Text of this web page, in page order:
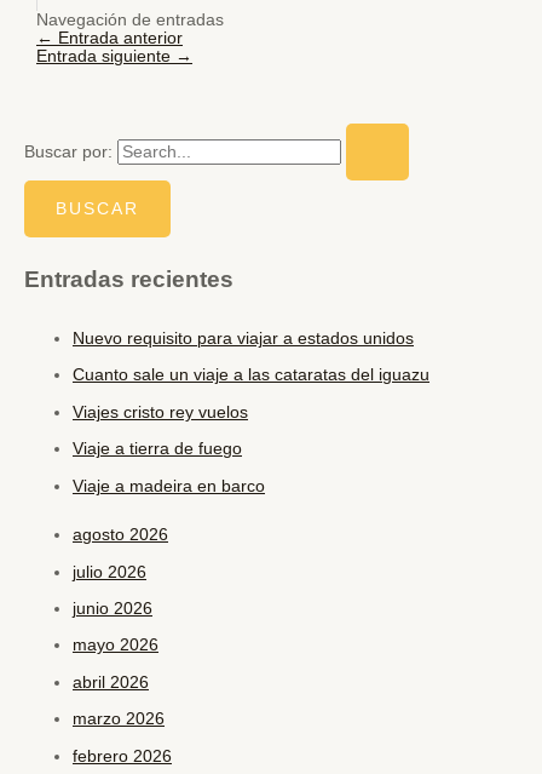
Navegación de entradas
← Entrada anterior
Entrada siguiente →
Buscar por:
Entradas recientes
Nuevo requisito para viajar a estados unidos
Cuanto sale un viaje a las cataratas del iguazu
Viajes cristo rey vuelos
Viaje a tierra de fuego
Viaje a madeira en barco
agosto 2026
julio 2026
junio 2026
mayo 2026
abril 2026
marzo 2026
febrero 2026